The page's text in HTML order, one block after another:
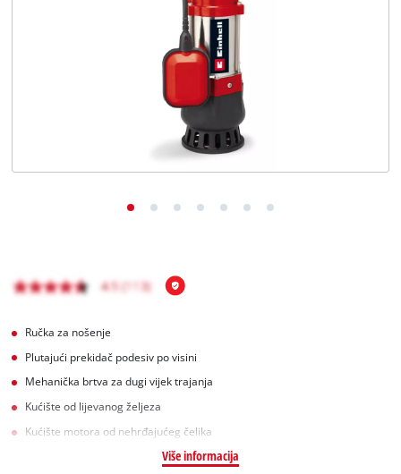
Ručka za nošenje
Plutajući prekidač podesiv po visini
Mehanička brtva za dugi vijek trajanja
Kućište od lijevanog željeza
Kućište motora od nehrđajućeg čelika
Više informacija